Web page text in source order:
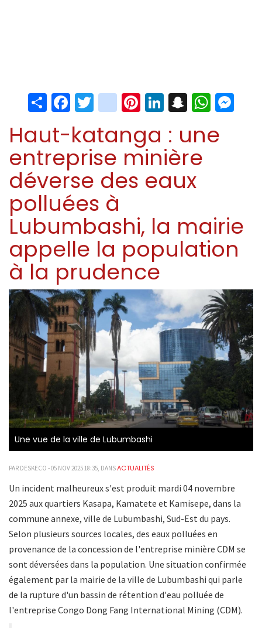
ShareFacebook
Twitter
instagram
Pinterest
LinkedIn
Snapchat
Haut-katanga : une
entreprise minière
déverse des eaux
polluées à
Lubumbashi, la mairie
appelle la population
à la prudence
Une vue de la ville de Lubumbashi
PAR DESKECO - 05 NOV 2025 18:35, DANSACTUALITÉS
Un incident malheureux s'est produit mardi 04 novembre
2025 aux quartiers Kasapa, Kamatete et Kamisepe, dans la
commune annexe, ville de Lubumbashi, Sud-Est du pays.
Selon plusieurs sources locales, des eaux polluées en
provenance de la concession de l'entreprise minière CDM se
sont déversées dans la population. Une situation confirmée
également par la mairie de la ville de Lubumbashi qui parle
de la rupture d'un bassin de rétention d'eau polluée de
l'entreprise Congo Dong Fang International Mining (CDM).